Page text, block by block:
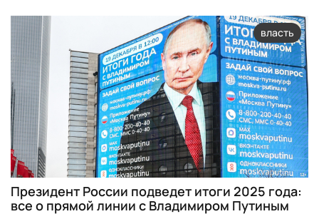
власть
Президент России подведет итоги 2025 года:
все о прямой линии с Владимиром Путиным